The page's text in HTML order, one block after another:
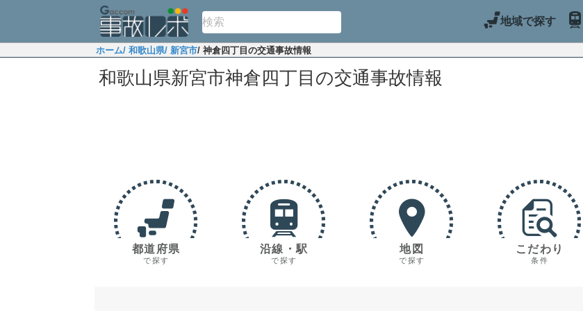
地域で探す
ホーム/ 和歌山県/ 新宮市/ 神倉四丁目の交通事故情報
和歌山県新宮市神倉四丁目の交通事故情報
都道府県
で探す
沿線・駅
で探す
地図
で探す
こだわり
条件